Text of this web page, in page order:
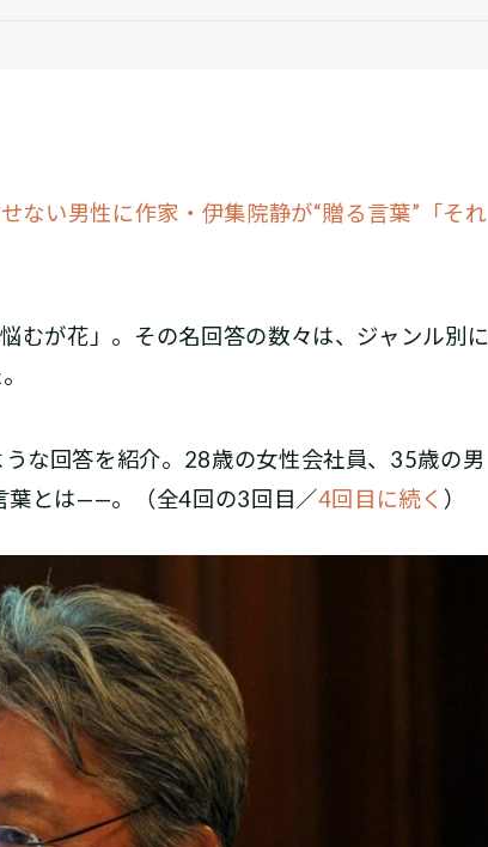
ない男性に作家・伊集院静が“贈る言葉”「それ
むが花」。その名回答の数々は、ジャンル別に
な回答を紹介。28歳の女性会社員、35歳の男
葉とは——。（全4回の3回目／4回目に続く ）